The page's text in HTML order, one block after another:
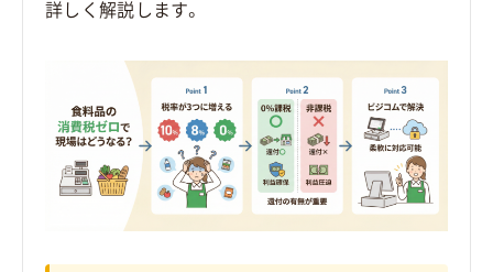
詳しく解説します。